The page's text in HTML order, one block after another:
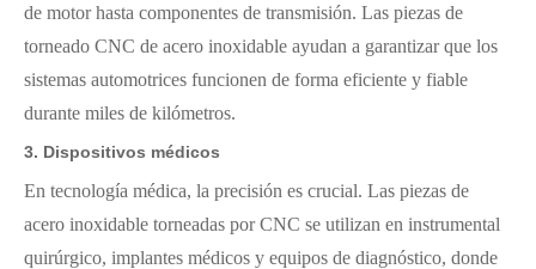
de motor hasta componentes de transmisión. Las piezas de
torneado CNC de acero inoxidable ayudan a garantizar que los
sistemas automotrices funcionen de forma eficiente y fiable
durante miles de kilómetros.
3. Dispositivos médicos
En tecnología médica, la precisión es crucial. Las piezas de
acero inoxidable torneadas por CNC se utilizan en instrumental
quirúrgico, implantes médicos y equipos de diagnóstico, donde